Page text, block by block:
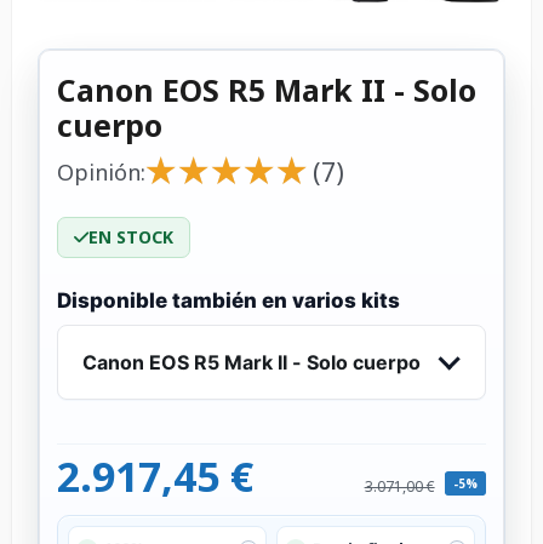
Canon EOS R5 Mark II - Solo
cuerpo
Opinión:★
★★
★★
★★
★★
★ (7)
EN STOCK
Disponible también en varios kits
Canon EOS R5 Mark II - Solo cuerpo
2.917,45 € 3.071,00 € -5%